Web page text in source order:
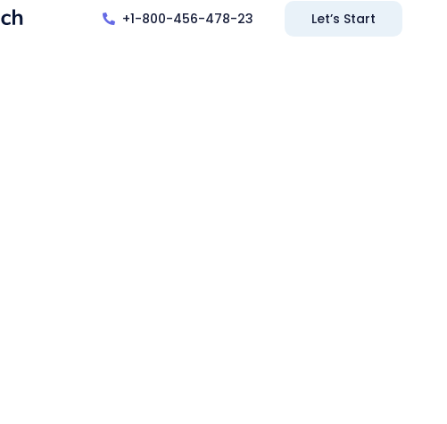
+1-800-456-478-23 Let’s Start